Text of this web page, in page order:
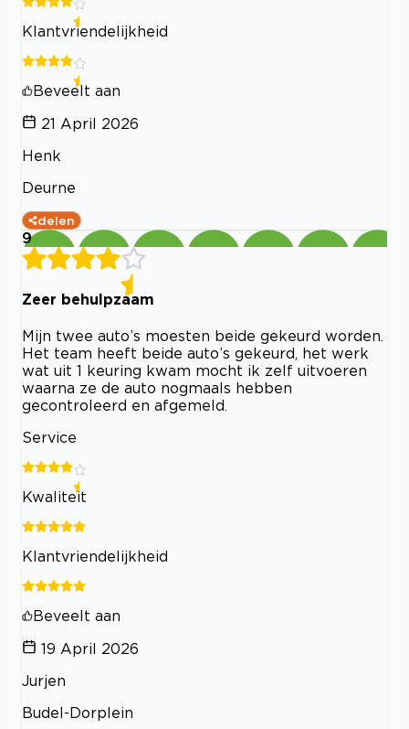
Klantvriendelijkheid
Beveelt aan
21 April 2026
Henk
Deurne
delen
9
Zeer behulpzaam
Mijn twee auto’s moesten beide gekeurd worden.
Het team heeft beide auto’s gekeurd, het werk
wat uit 1 keuring kwam mocht ik zelf uitvoeren
waarna ze de auto nogmaals hebben
gecontroleerd en afgemeld.
Service
Kwaliteit
Klantvriendelijkheid
Beveelt aan
19 April 2026
Jurjen
Budel-Dorplein